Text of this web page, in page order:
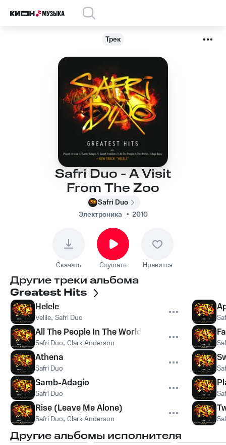
Трек
Safri Duo - A Visit
From The Zoo
Safri Duo
Электроника
2010
Скачать Слушать Нравится
Другие треки альбома
Greatest Hits
Helele
Velile, Safri Duo
All The People In The World
Safri Duo, Clark Anderson
Athena
Safri Duo
Samb-Adagio
Safri Duo
Rise (Leave Me Alone)
Safri Duo, Clark Anderson
Другие альбомы исполнителя